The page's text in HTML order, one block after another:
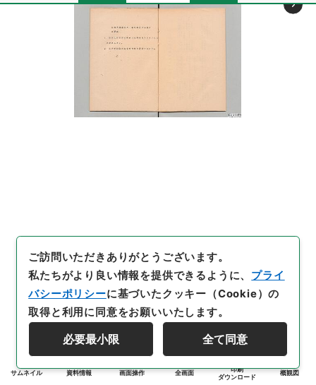
サムネイル 資料情報 画面操作 全画面
印刷
ダウンロード
概観図
ご訪問いただきありがとうございます。
私たちがより良い情報を提供できるように、 プライ
バシーポリシーに基づいたクッキー（Cookie）の
取得と利用に同意をお願いいたします。
必要最小限 全て同意